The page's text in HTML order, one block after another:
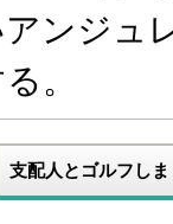
ンジュ
。
支配人とゴルフしま